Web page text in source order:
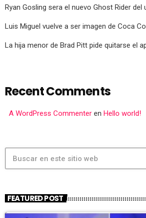
Ryan Gosling sera el nuevo Ghost Rider del
Luis Miguel vuelve a ser imagen de Coca
La hija menor de Brad Pitt pide quitarse el
Recent Comments
A WordPress Commenter en Hello world!
FEATURED POST